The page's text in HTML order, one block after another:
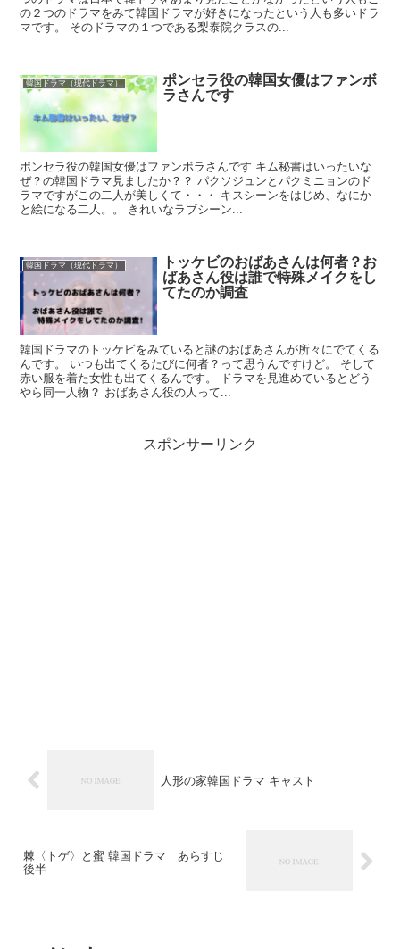
の２つのドラマをみて韓国ドラマが好きになったという人も多いドラ
マです。 そのドラマの１つである梨泰院クラスの...
韓国ドラマ（現代ドラマ）
ポンセラ役の韓国女優はファンボ
ラさんです
ポンセラ役の韓国女優はファンボラさんです キム秘書はいったいな
ぜ？の韓国ドラマ見ましたか？？ パクソジュンとパクミニョンのド
ラマですがこの二人が美しくて・・・ キスシーンをはじめ、なにか
と絵になる二人。。 きれいなラブシーン...
韓国ドラマ（現代ドラマ）
トッケビのおばあさんは何者？お
ばあさん役は誰で特殊メイクをし
てたのか調査
韓国ドラマのトッケビをみていると謎のおばあさんが所々にでてくる
んです。 いつも出てくるたびに何者？って思うんですけど。 そして
赤い服を着た女性も出てくるんです。 ドラマを見進めているとどう
やら同一人物？ おばあさん役の人って...
スポンサーリンク
人形の家韓国ドラマ キャスト
棘〈トゲ〉と蜜 韓国ドラマ あらすじ
後半